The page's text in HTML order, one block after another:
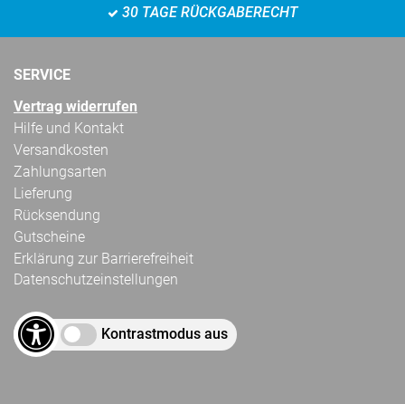
30 TAGE RÜCKGABERECHT
SERVICE
Vertrag widerrufen
Hilfe und Kontakt
Versandkosten
Zahlungsarten
Lieferung
Rücksendung
Gutscheine
Erklärung zur Barrierefreiheit
Datenschutzeinstellungen
Kontrastmodus aus